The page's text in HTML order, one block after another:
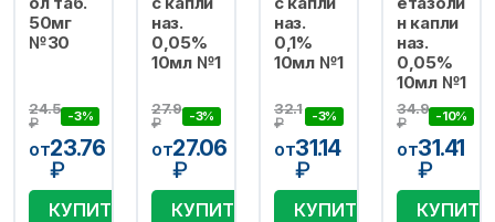
50мг
№30
24.5
₽
-3%
от23.76
₽
КУПИТЬ
наз.
0,05%
10мл №1
27.9
₽
-3%
от27.06
₽
КУПИТЬ
наз.
0,1%
10мл №1
32.1
₽
-3%
от31.14
₽
КУПИТЬ
н капли
наз.
0,05%
10мл №1
34.9
₽
-10%
от31.41
₽
КУПИТЬ